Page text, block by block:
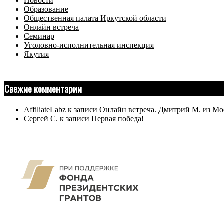
Образование
Общественная палата Иркутской области
Онлайн встреча
Семинар
Уголовно-исполнительная инспекция
Якутия
Свежие комментарии
AffiliateLabz к записи Онлайн встреча. Дмитрий М. из
Сергей С. к записи Первая победа!